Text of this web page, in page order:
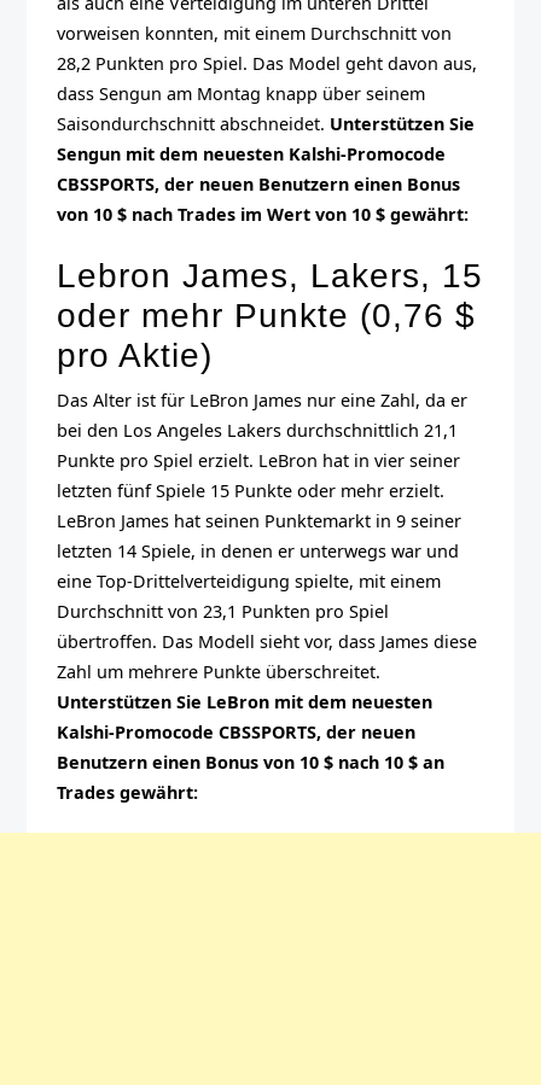
vorweisen konnten, mit einem Durchschnitt von
28,2 Punkten pro Spiel. Das Model geht davon aus,
dass Sengun am Montag knapp über seinem
Saisondurchschnitt abschneidet. Unterstützen Sie
Sengun mit dem neuesten Kalshi-Promocode
CBSSPORTS, der neuen Benutzern einen Bonus
von 10 $ nach Trades im Wert von 10 $ gewährt:
Lebron James, Lakers, 15
oder mehr Punkte (0,76 $
pro Aktie)
Das Alter ist für LeBron James nur eine Zahl, da er
bei den Los Angeles Lakers durchschnittlich 21,1
Punkte pro Spiel erzielt. LeBron hat in vier seiner
letzten fünf Spiele 15 Punkte oder mehr erzielt.
LeBron James hat seinen Punktemarkt in 9 seiner
letzten 14 Spiele, in denen er unterwegs war und
eine Top-Drittelverteidigung spielte, mit einem
Durchschnitt von 23,1 Punkten pro Spiel
übertroffen. Das Modell sieht vor, dass James diese
Zahl um mehrere Punkte überschreitet.
Unterstützen Sie LeBron mit dem neuesten
Kalshi-Promocode CBSSPORTS, der neuen
Benutzern einen Bonus von 10 $ nach 10 $ an
Trades gewährt: